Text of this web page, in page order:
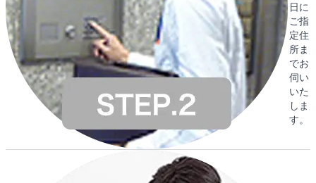
日に
ご指
定住
所ま
でお
伺い
いた
しま
す。